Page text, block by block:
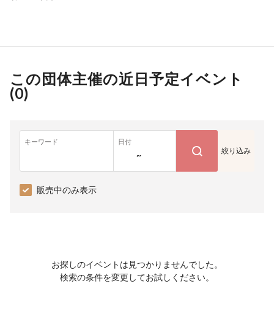
この団体主催の近日予定イベント
(0)
キーワード 日付
~ 絞り込み
販売中のみ表示
お探しのイベントは見つかりませんでした。
検索の条件を変更してお試しください。